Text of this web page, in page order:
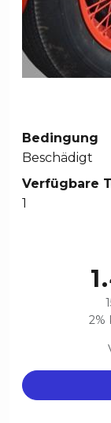
Bedingung
Beschädigt
Verfügbare
1
2%